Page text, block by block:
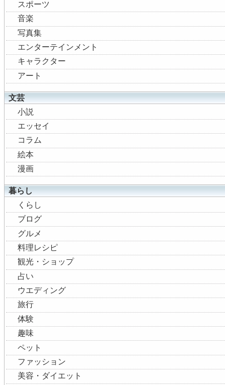
スポーツ
音楽
写真集
エンターテインメント
キャラクター
アート
文芸
小説
エッセイ
コラム
絵本
漫画
暮らし
くらし
ブログ
グルメ
料理レシピ
観光・ショップ
占い
ウエディング
旅行
体験
趣味
ペット
ファッション
美容・ダイエット